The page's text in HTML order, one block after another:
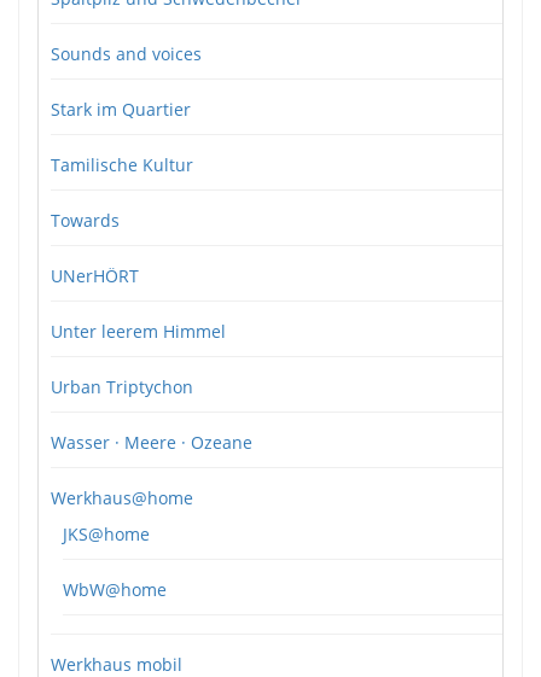
Sounds and voices
Stark im Quartier
Tamilische Kultur
Towards
UNerHÖRT
Unter leerem Himmel
Urban Triptychon
Wasser · Meere · Ozeane
Werkhaus@home
JKS@home
WbW@home
Werkhaus mobil